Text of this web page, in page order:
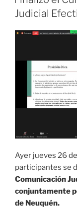
Judicial
Ayer jueves 26
participantes se
Comunicación
conjuntamente
de Neuquén.